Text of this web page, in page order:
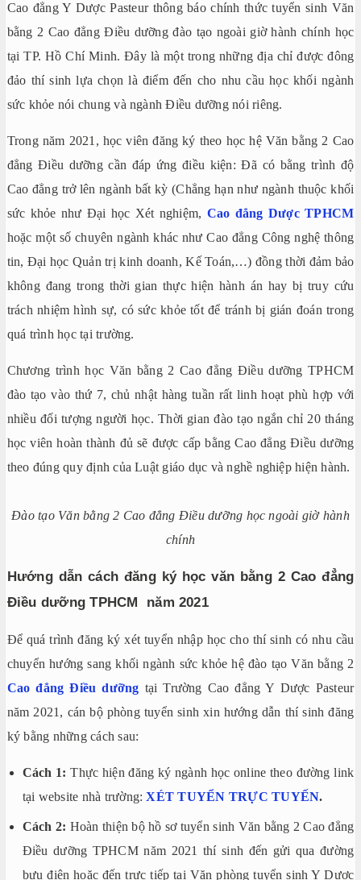
Cao đẳng Y Dược Pasteur thông báo chính thức tuyển sinh Văn
bằng 2 Cao đẳng Điều dưỡng đào tạo ngoài giờ hành chính học
tại TP. Hồ Chí Minh. Đây là một trong những địa chỉ được đông
đảo thí sinh lựa chọn là điểm đến cho nhu cầu học khối ngành
sức khỏe nói chung và ngành Điều dưỡng nói riêng.
Trong năm 2021, học viên đăng ký theo học hệ Văn bằng 2 Cao
đẳng Điều dưỡng cần đáp ứng điều kiện: Đã có bằng trình độ
Cao đẳng trở lên ngành bất kỳ (Chẳng hạn như ngành thuộc khối
sức khỏe như Đại học Xét nghiệm, Cao đẳng Dược TPHCM
hoặc một số chuyên ngành khác như Cao đẳng Công nghệ thông
tin, Đại học Quản trị kinh doanh, Kế Toán,…) đồng thời đảm bảo
không đang trong thời gian thực hiện hành án hay bị truy cứu
trách nhiệm hình sự, có sức khỏe tốt để tránh bị gián đoán trong
quá trình học tại trường.
Chương trình học Văn bằng 2 Cao đẳng Điều dưỡng TPHCM
đào tạo vào thứ 7, chủ nhật hàng tuần rất linh hoạt phù hợp với
nhiều đối tượng người học. Thời gian đào tạo ngắn chỉ 20 tháng
học viên hoàn thành đủ sẽ được cấp bằng Cao đẳng Điều dưỡng
theo đúng quy định của Luật giáo dục và nghề nghiệp hiện hành.
Đào tạo Văn bằng 2 Cao đẳng Điều dưỡng học ngoài giờ hành
chính
Hướng dẫn cách đăng ký học văn bằng 2 Cao đẳng
Điều dưỡng TPHCM năm 2021
Để quá trình đăng ký xét tuyển nhập học cho thí sinh có nhu cầu
chuyển hướng sang khối ngành sức khỏe hệ đào tạo Văn bằng 2
Cao đẳng Điều dưỡng tại Trường Cao đẳng Y Dược Pasteur
năm 2021, cán bộ phòng tuyển sinh xin hướng dẫn thí sinh đăng
ký bằng những cách sau:
Cách 1: Thực hiện đăng ký ngành học online theo đường link
tại website nhà trường:XÉT TUYỂN TRỰC TUYẾN.
Cách 2: Hoàn thiện bộ hồ sơ tuyển sinh Văn bằng 2 Cao đẳng
Điều dưỡng TPHCM năm 2021 thí sinh đến gửi qua đường
bưu điện hoặc đến trực tiếp tại Văn phòng tuyển sinh Y Dược